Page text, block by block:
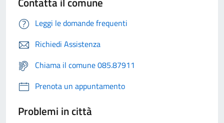
Leggi le domande frequenti
Richiedi Assistenza
Chiama il comune 085.87911
Prenota un appuntamento
Problemi in città